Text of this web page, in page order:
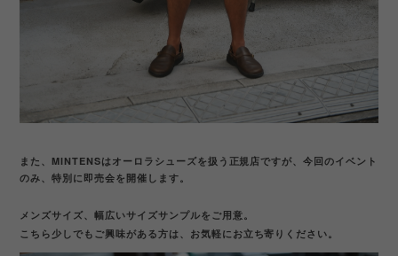
また、MINTENSはオーロラシューズを扱う正規店ですが、今回のイベント
のみ、特別に即売会を開催します。
メンズサイズ、幅広いサイズサンプルをご用意。
こちら少しでもご興味がある方は、お気軽にお立ち寄りください。